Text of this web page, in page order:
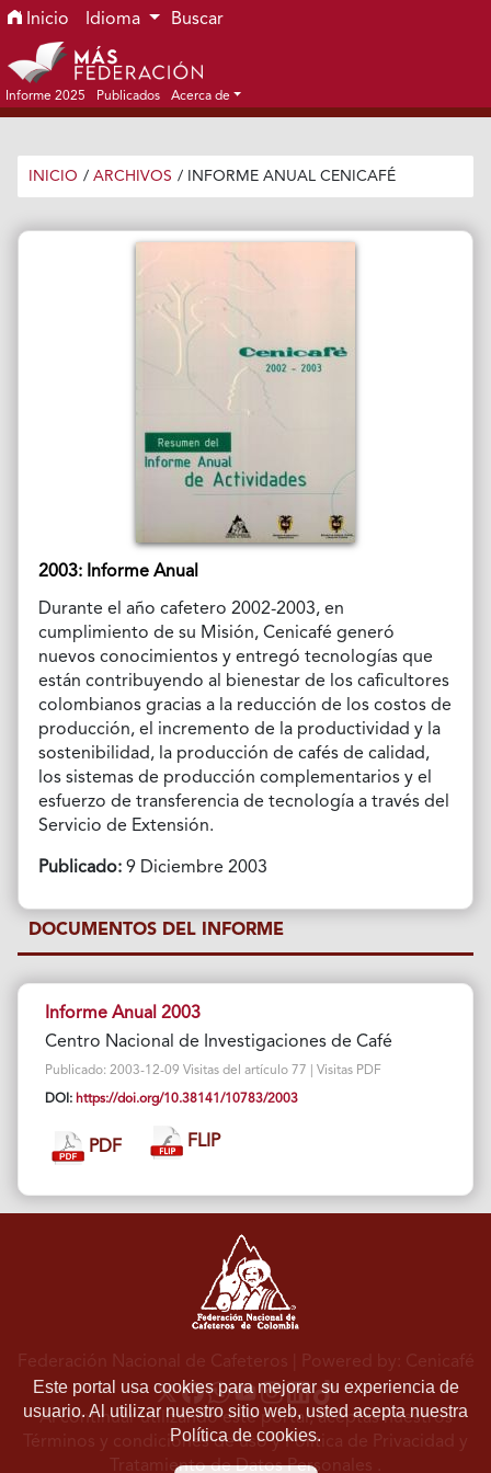
Ir al menú de navegación principal
Ir al contenido principal
Ir al pie de página del sitio
Inicio Idioma Buscar
Informe 2025 Publicados Acerca de
INICIO / ARCHIVOS / INFORME ANUAL CENICAFÉ
2003: Informe Anual
Durante el año cafetero 2002-2003, en
cumplimiento de su Misión, Cenicafé generó
nuevos conocimientos y entregó tecnologías que
están contribuyendo al bienestar de los caficultores
colombianos gracias a la reducción de los costos de
producción, el incremento de la productividad y la
sostenibilidad, la producción de cafés de calidad,
los sistemas de producción complementarios y el
esfuerzo de transferencia de tecnología a través del
Servicio de Extensión.
Publicado:9 Diciembre 2003
DOCUMENTOS DEL INFORME
Informe Anual 2003
Centro Nacional de Investigaciones de Café
Publicado: 2003-12-09 Visitas del artículo 77 | Visitas PDF
DOI: https://doi.org/10.38141/10783/2003
PDF FLIP
Este portal usa cookies para mejorar su experiencia de
usuario. Al utilizar nuestro sitio web, usted acepta nuestra
Política de cookies.
Federación Nacional de Cafeteros | Powered by: Cenicafé
Al continuar utilizando este portal, aceptas nuestros
Términos y condiciones de usoyPolítica de Privacidad y
Tratamiento de Datos Personales